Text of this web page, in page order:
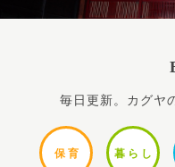
毎日更新。カグヤ
保 育 暮ら し